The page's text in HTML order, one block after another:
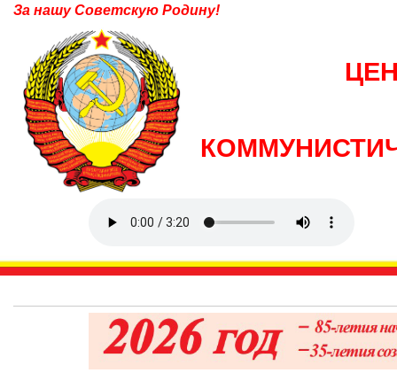
За нашу Советскую Родину!